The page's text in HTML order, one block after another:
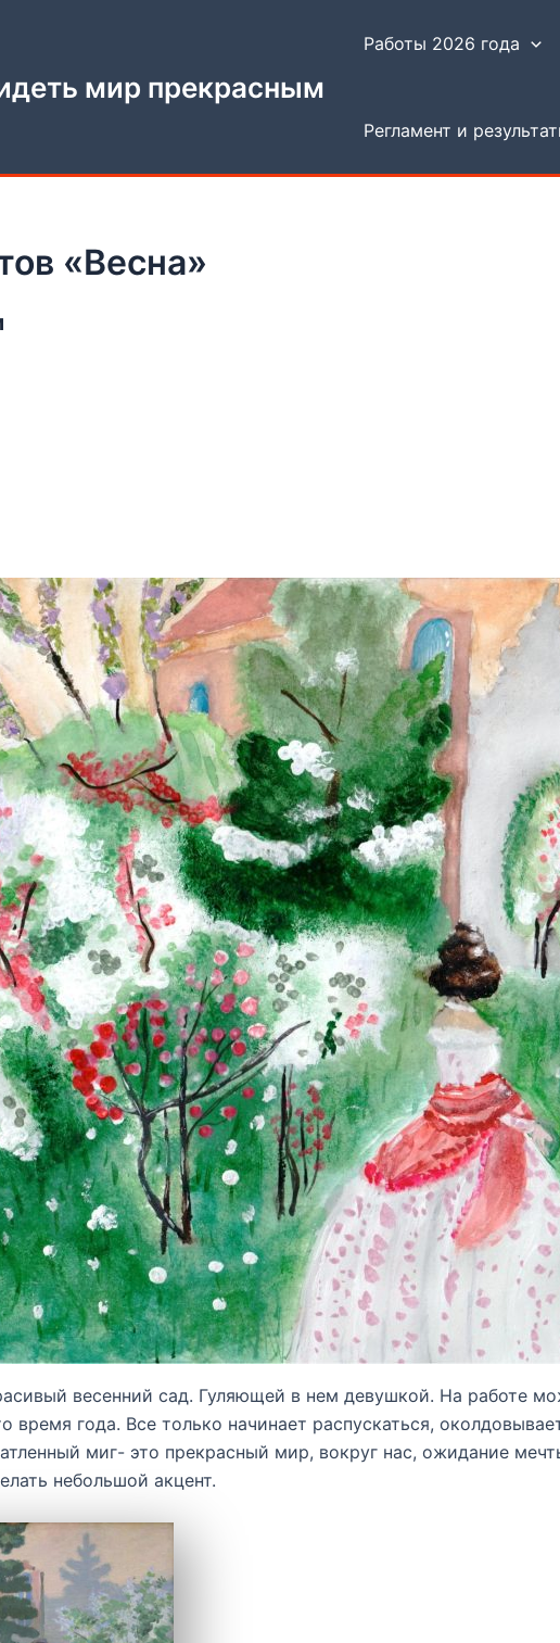
мир прекрасным
Работы 2026 года
Регламент и
«Весна»
весенний сад. Гуляющей в нем девушкой. На работе
время года. Все только начинает распускаться,
миг- это прекрасный мир, вокруг нас, ожидание
небольшой акцент.